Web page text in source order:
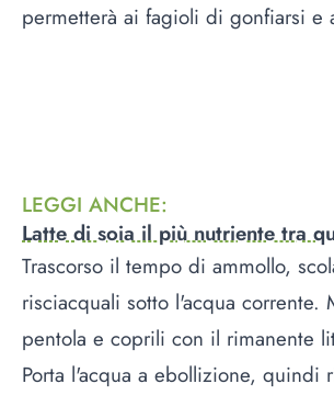
permetterà ai fagioli di gonfiarsi e
LEGGI ANCHE:
Latte di soia il più nutriente tra
Trascorso il tempo di ammollo,
risciacquali sotto l'acqua corrente.
pentola e coprili con il rimanente
Porta l'acqua a ebollizione, quindi